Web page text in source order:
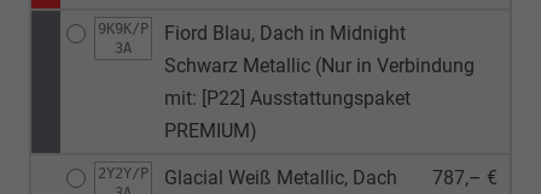
9K9K/P
3A
Fiord Blau, Dach in Midnight
Schwarz Metallic (Nur in Verbindung
mit: [P22] Ausstattungspaket
PREMIUM)
2Y2Y/P
Glacial Weiß Metallic, Dach 787,– €